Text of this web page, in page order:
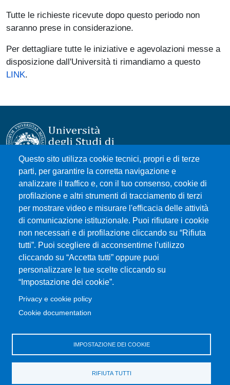
Tutte le richieste ricevute dopo questo periodo non
saranno prese in considerazione.
Per dettagliare tutte le iniziative e agevolazioni messe a
disposizione dall'Università ti rimandiamo a questo
LINK.
Questo sito utilizza cookie tecnici, propri e di terze
parti, per garantire la corretta navigazione e
analizzare il traffico e, con il tuo consenso, cookie di
profilazione e altri strumenti di tracciamento di terzi
per mostrare video e misurare l'efficacia delle attività
di comunicazione istituzionale. Puoi rifiutare i cookie
non necessari e di profilazione cliccando su “Rifiuta
tutti”. Puoi scegliere di acconsentirne l’utilizzo
cliccando su “Accetta tutti” oppure puoi
personalizzare le tue scelte cliccando su
“Impostazione dei cookie”.
Privacy e cookie policy
Cookie documentation
IMPOSTAZIONE DEI COOKIE
RIFIUTA TUTTI
Università degli Studi di Messina
Piazza Pugliatti, 1 - 98122 Messina
Cod. Fiscale 80004070837
P.IVA 00724160833
Centralino: 090 676 1
MENÙ SOCIAL
MENÙ FOOTER 1
Accessibilità
Privacy e cookie policy
Cambia idea sui cookie
MENÙ FOOTER 2
Amministrazione trasparente